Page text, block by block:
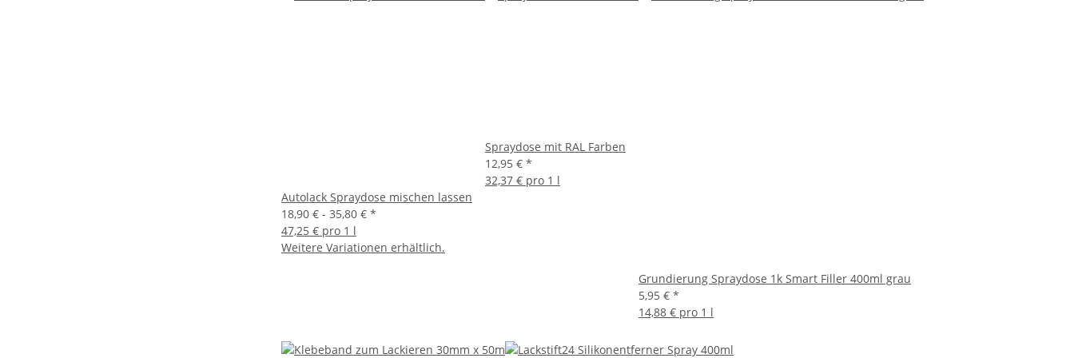
Autolack Spraydose mischen lassen
18,90 € - 35,80 € *
47,25 € pro 1 l
Weitere Variationen erhältlich.
Spraydose mit RAL Farben
12,95 € *
32,37 € pro 1 l
Grundierung Spraydose 1k Smart Filler 400ml grau
5,95 € *
14,88 € pro 1 l